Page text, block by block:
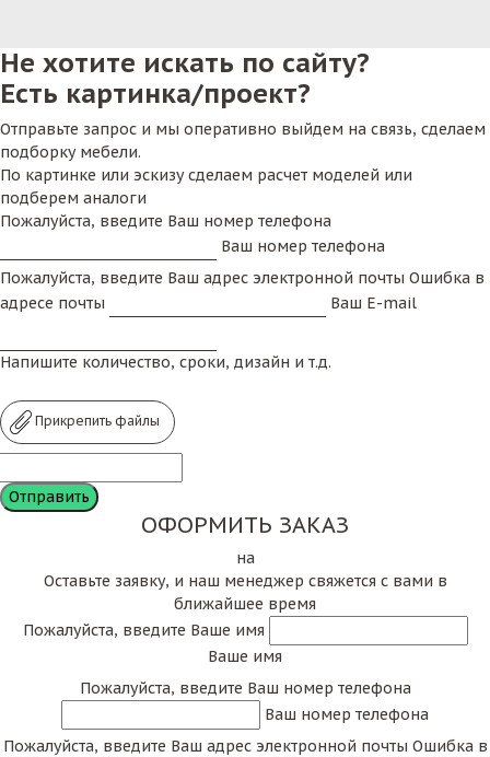
Не хотите искать по сайту?
Есть картинка/проект?
Отправьте запрос и мы оперативно выйдем на связь, сделаем
подборку мебели.
По картинке или эскизу сделаем расчет моделей или
подберем аналоги
Пожалуйста, введите Ваш номер телефона
Ваш номер телефона
Пожалуйста, введите Ваш адрес электронной почты Ошибка в
адресе почты
Ваш E-mail
Напишите количество, сроки, дизайн и т.д.
Прикрепить файлы
ОФОРМИТЬ ЗАКАЗ
на
Оставьте заявку, и наш менеджер свяжется с вами в
ближайшее время
Пожалуйста, введите Ваше имя
Ваше имя
Пожалуйста, введите Ваш номер телефона
Ваш номер телефона
Пожалуйста, введите Ваш адрес электронной почты Ошибка в